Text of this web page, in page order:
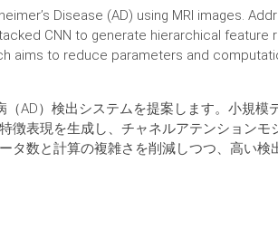
Disease (AD) using MRI images.
CNN to generate hierarchical feature
aims to reduce parameters and
AD）検出システムを提案します。小規模
徴表現を生成し、チャネルアテンションモ
タ数と計算の複雑さを削減しつつ、高い検